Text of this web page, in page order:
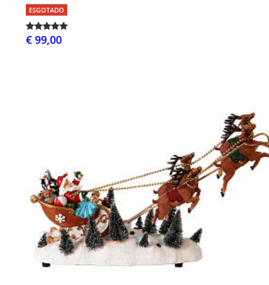
ESGOTADO
€ 99,00